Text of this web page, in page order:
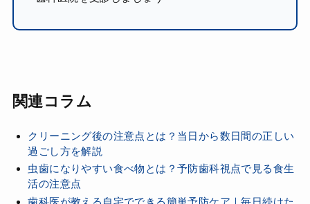
関連コラム
クリーニング後の注意点とは？当日から数日間の正しい
過ごし方を解説
虫歯になりやすい食べ物とは？予防歯科視点で見る食生
活の注意点